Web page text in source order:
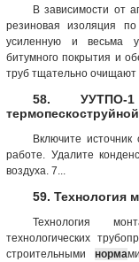
В зависимости от
резиновая изоляция
усиленную и весьма
битумного покрытия и
труб тщательно очищают
58. УУТПО-
Включите источник
работе. Удалите
воздуха. 7...
59. Технология
Технология
технологических
строительными норма